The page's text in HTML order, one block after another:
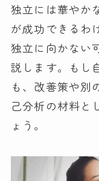
独立には華やか
が成功できるわ
独立に向かない
説します。もし
も、改善策や別
己分析の材料と
ょう。